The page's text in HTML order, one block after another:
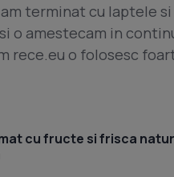
terminat cu laptele
o amestecam in
rece.eu o folosesc
cu fructe si frisca